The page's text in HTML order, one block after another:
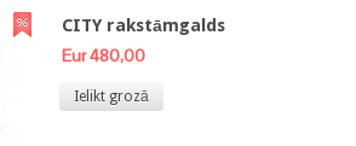
CITY rakstāmgalds
Eur 480,00
Ielikt grozā